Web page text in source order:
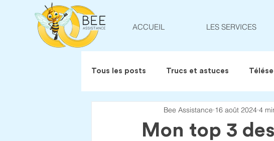
ACCUEIL LES SERVICES
Tous les posts Trucs et astuces
Mon top 3
Bee Assistance 16 août 2024 4